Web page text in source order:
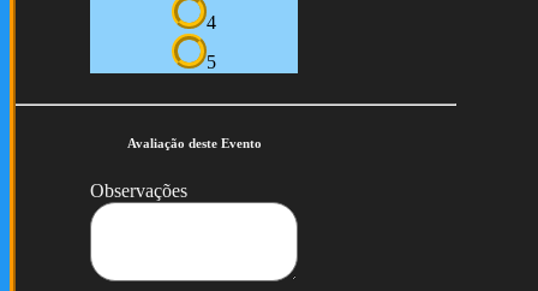
4
5
Avaliação deste Evento
Observações